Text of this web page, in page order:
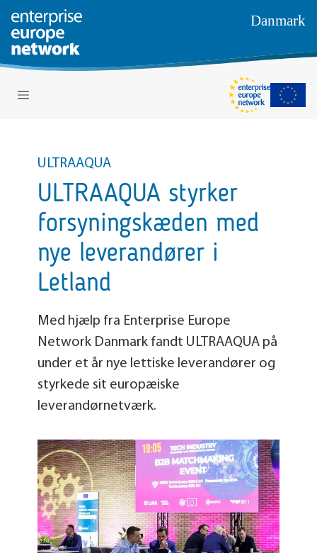
Danmark
ULTRAAQUA
ULTRAAQUA styrker
forsyningskæden med
nye leverandører i
Letland
Med hjælp fra Enterprise Europe
Network Danmark fandt ULTRAAQUA på
under et år nye lettiske leverandører og
styrkede sit europæiske
leverandørnetværk.